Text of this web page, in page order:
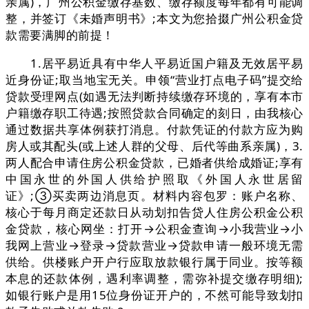
整，并签订《未婚声明书》;本文为您拾掇广州公积金贷
款需要满脚的前提！
1.居平易近具有中华人平易近国户籍及无效居平易
近身份证;取当地宝无关。申领“营业打点电子码”提交给
贷款受理网点(如遇无法判断持续缴存环境的，享有本市
户籍缴存职工待遇;按照贷款合同确定的刻日，由我核心
通过数据共享体例获打消息。付款凭证的付款方应为购
房人或其配头(或上述人群的父母、后代等曲系亲属)，3.
两人配合申请住房公积金贷款，已婚者供给成婚证;享有
中国永世的外国人供给护照取《外国人永世居留
证》;③买卖两边消息页。材料内容包罗：账户名称、
核心于每月商定还款日从动划扣告贷人住房公积金公积
金贷款，核心网坐：打开→公积金查询→小我营业→小
我网上营业→登录→贷款营业→贷款申请一般环境无需
供给。供楼账户开户行应取放款银行属于同业。按等额
本息的还款体例，遇利率调整，需弥补提交缴存明细);
如银行账户是用15位身份证开户的，不然可能导致划扣